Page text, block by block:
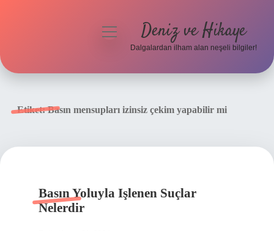
menüyü
Deniz ve Hikaye
Dalgalardan ilham alan neşeli bilgiler!
Etiket:Basın mensupları izinsiz çekim yapabilir mi
Basın Yoluyla Işlenen Suçlar
Nelerdir